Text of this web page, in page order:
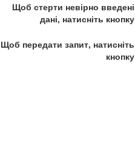
Щоб стерти невірно введені
дані, натисніть кнопку
Щоб передати запит, натисніть
кнопку